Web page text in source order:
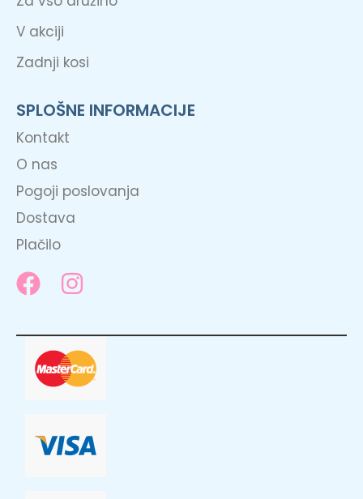
V akciji
Zadnji kosi
SPLOŠNE INFORMACIJE
Kontakt
O nas
Pogoji poslovanja
Dostava
Plačilo